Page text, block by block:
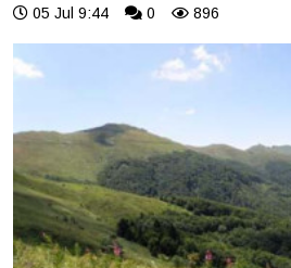
05 Jul 9:44 0 896